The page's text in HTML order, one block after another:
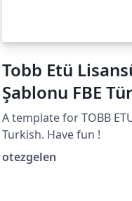
Tobb Etü
Şablonu FBE
A template for TOBB
Turkish. Have fun !
otezgelen